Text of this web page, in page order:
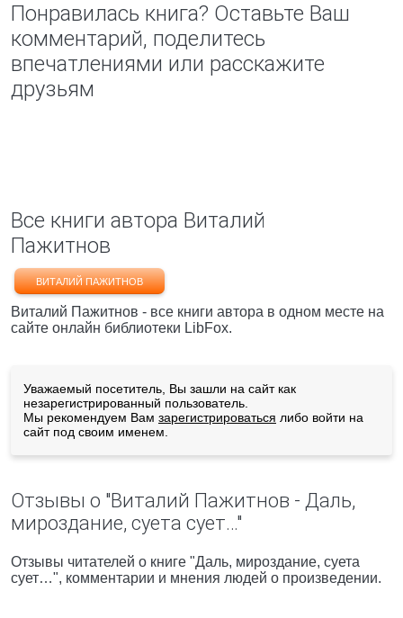
Понравилась книга? Оставьте Ваш
комментарий, поделитесь
впечатлениями или расскажите
друзьям
Все книги автора Виталий
Пажитнов
ВИТАЛИЙ ПАЖИТНОВ
Виталий Пажитнов - все книги автора в одном месте на
сайте онлайн библиотеки LibFox.
Уважаемый посетитель, Вы зашли на сайт как
незарегистрированный пользователь.
Мы рекомендуем Вам зарегистрироваться либо войти на
сайт под своим именем.
Отзывы о "Виталий Пажитнов - Даль,
мироздание, суета сует…"
Отзывы читателей о книге "Даль, мироздание, суета
сует…", комментарии и мнения людей о произведении.